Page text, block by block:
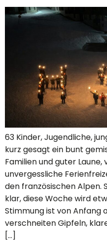
63 Kinder, Jugendliche,
kurz gesagt ein bunt
Familien und guter
unvergessliche
den französischen Alpen.
klar, diese Woche wird
Stimmung ist von Anfang
verschneiten Gipfeln,
[…]